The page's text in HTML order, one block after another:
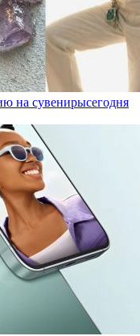
на сувенирысегодня